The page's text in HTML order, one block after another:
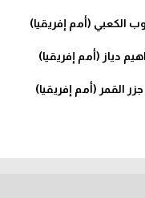
الكعبي (أمم إفريقيا)
دياز (أمم إفريقيا)
القمر (أمم إفريقيا)